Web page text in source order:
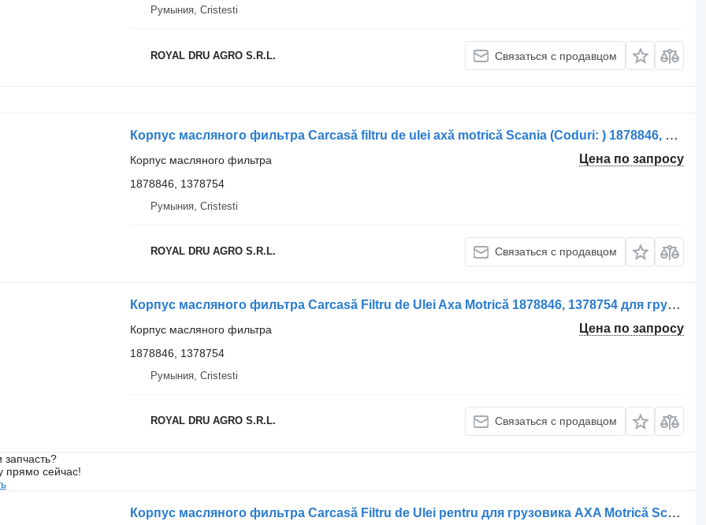
Румыния, Cristesti
ROYAL DRU AGRO S.R.L. Связаться с продавцом
Корпус масляного фильтра Carcasă filtru de ulei axă motrică Scania (Coduri: ) 1878846, 1378754 для грузовика
Цена по запросу
Корпус масляного фильтра
1878846, 1378754
Румыния, Cristesti
ROYAL DRU AGRO S.R.L. Связаться с продавцом
Корпус масляного фильтра Carcasă Filtru de Ulei Axa Motrică 1878846, 1378754 для грузовика Scania –
Цена по запросу
Корпус масляного фильтра
1878846, 1378754
Румыния, Cristesti
ROYAL DRU AGRO S.R.L. Связаться с продавцом
прямо сейчас!
Корпус масляного фильтра Carcasă Filtru de Ulei pentru для грузовика AXA Motrică Scania (Coduri: 1878846, 1378754)